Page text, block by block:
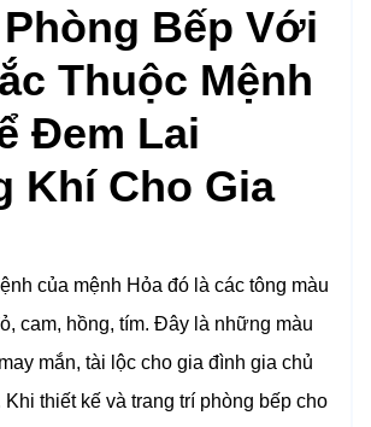
Bếp Với
Thuộc Mệnh
Đem Lai
Khí Cho Gia
của mệnh Hỏa đó là các tông màu
cam, hồng, tím. Đây là những màu
mắn, tài lộc cho gia đình gia chủ
Khi thiết kế và trang trí phòng bếp cho